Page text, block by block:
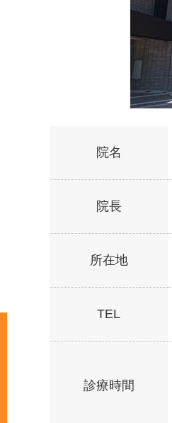
院名
院長
所在地
TEL
診療時間